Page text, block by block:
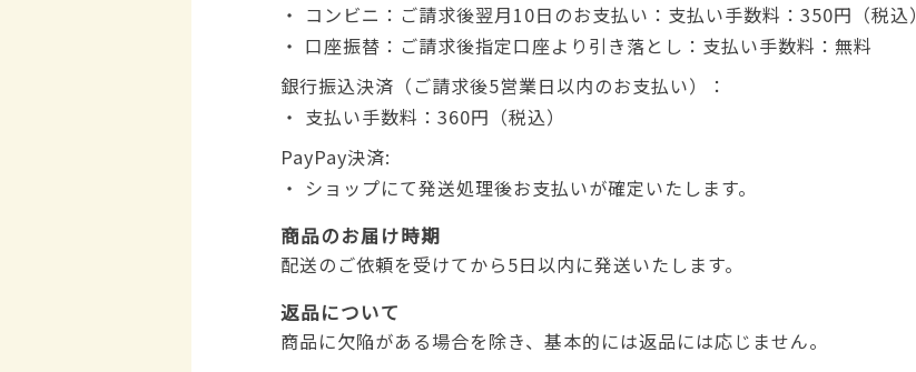
・ コンビニ：ご請求後翌月10日のお支払い：支払い手数料：350円（税込）
・ 口座振替：ご請求後指定口座より引き落とし：支払い手数料：無料
銀行振込決済（ご請求後5営業日以内のお支払い）：
・ 支払い手数料：360円（税込）
PayPay決済:
・ ショップにて発送処理後お支払いが確定いたします。
商品のお届け時期
配送のご依頼を受けてから5日以内に発送いたします。
返品について
商品に欠陥がある場合を除き、基本的には返品には応じません。